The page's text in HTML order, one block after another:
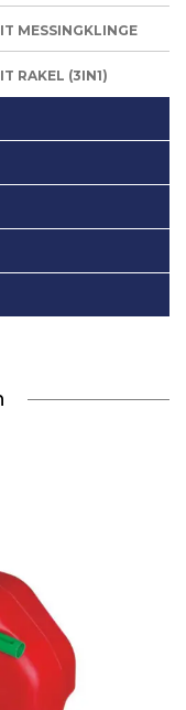
MESSINGKLINGE
RAKEL (3IN1)